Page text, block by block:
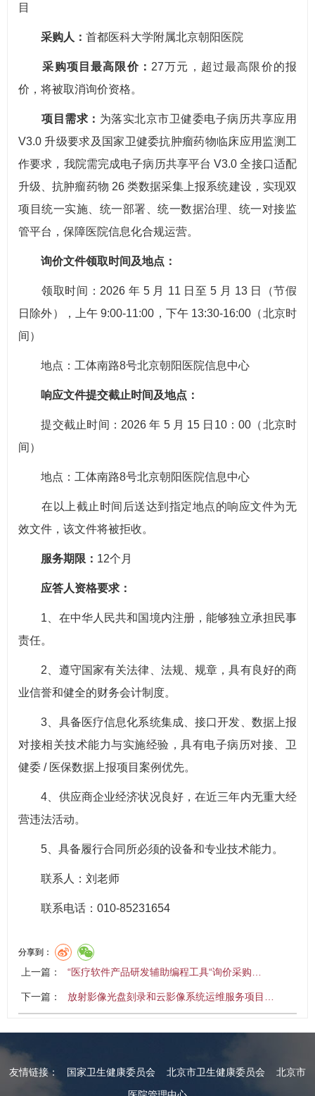
目
采购人： 首都医科大学附属北京朝阳医院
采购项目最高限价： 27万元，超过最高限价的报
价，将被取消询价资格。
项目需求： 为落实北京市卫健委电子病历共享应用
V3.0 升级要求及国家卫健委抗肿瘤药物临床应用监测工
作要求，我院需完成电子病历共享平台 V3.0 全接口适配
升级、抗肿瘤药物 26 类数据采集上报系统建设，实现双
项目统一实施、统一部署、统一数据治理、统一对接监
管平台，保障医院信息化合规运营。
询价文件领取时间及地点：
领取时间：2026 年 5 月 11 日至 5 月 13 日（节假
日除外），上午 9:00-11:00，下午 13:30-16:00（北京时
间）
地点：工体南路8号北京朝阳医院信息中心
响应文件提交截止时间及地点：
提交截止时间：2026 年 5 月 15 日10：00（北京时
间）
地点：工体南路8号北京朝阳医院信息中心
在以上截止时间后送达到指定地点的响应文件为无
效文件，该文件将被拒收。
服务期限： 12个月
应答人资格要求：
1、在中华人民共和国境内注册，能够独立承担民事
责任。
2、遵守国家有关法律、法规、规章，具有良好的商
业信誉和健全的财务会计制度。
3、具备医疗信息化系统集成、接口开发、数据上报
对接相关技术能力与实施经验，具有电子病历对接、卫
健委 / 医保数据上报项目案例优先。
4、供应商企业经济状况良好，在近三年内无重大经
营违法活动。
5、具备履行合同所必须的设备和专业技术能力。
联系人：刘老师
联系电话：010-85231654
分享到：
上一篇： “医疗软件产品研发辅助编程工具“询价采购…
下一篇： 放射影像光盘刻录和云影像系统运维服务项目…
友情链接： 国家卫生健康委员会 北京市卫生健康委员会
北京市